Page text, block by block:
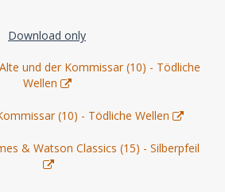
Download only
und der Kommissar (10) - Tödliche
Wellen
(10) - Tödliche Wellen
& Watson Classics (15) - Silberpfeil